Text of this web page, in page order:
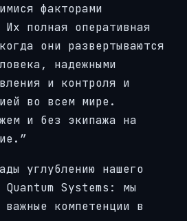
факторами
полная оперативная
они развертываются
надежными
и контроля и
во всем мире.
и без экипажа на
углублению нашего
Quantum Systems: мы
важные компетенции в